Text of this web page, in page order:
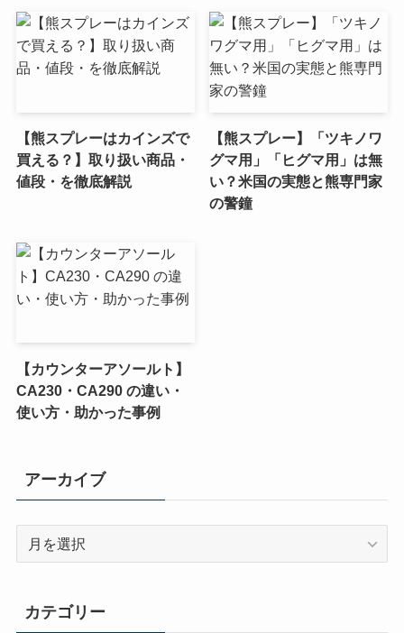
【熊スプレーはカインズで
買える？】取り扱い商品・
値段・を徹底解説
【熊スプレー】「ツキノワ
グマ用」「ヒグマ用」は無
い？米国の実態と熊専門家
の警鐘
【カウンターアソールト】
CA230・CA290 の違い・
使い方・助かった事例
アーカイブ
ブ
カテゴリー